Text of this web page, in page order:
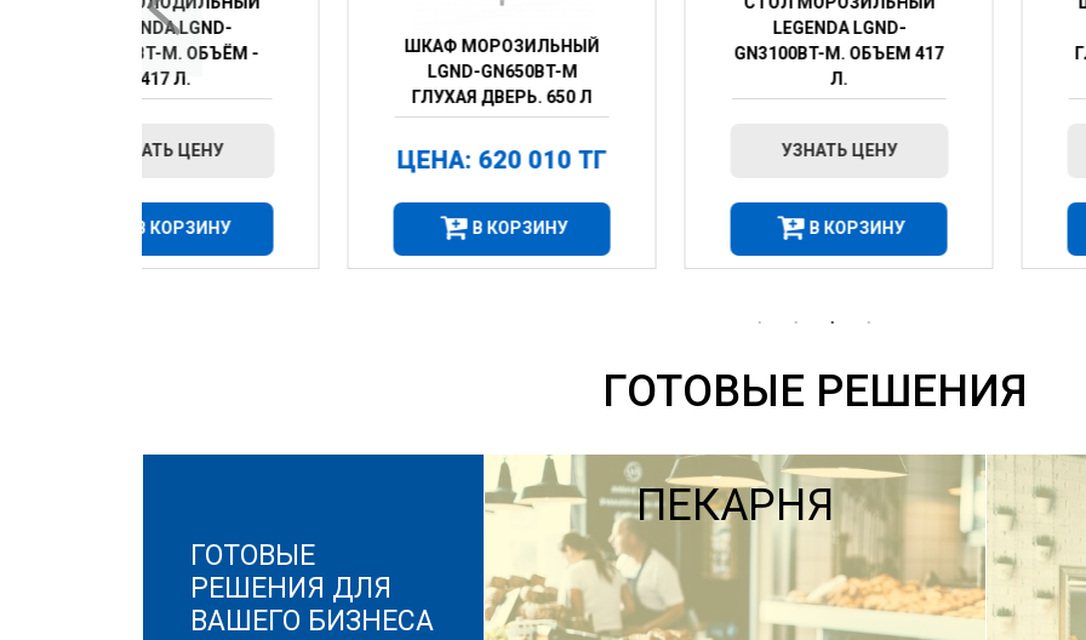
ШКАФ МОРОЗИЛЬНЫЙ
ГЛУХАЯ ДВЕРЬ. 650 Л
ЦЕНА: 620 010 ТГ
GN3100BT-M. ОБЪЕМ 417
УЗНАТЬ ЦЕНУ
ГЛУХАЯ ДВЕРЬ ОБЪЁМ
ГОТОВЫЕ РЕШЕНИЯ
ГОТОВЫЕ
РЕШЕНИЯ ДЛЯ
ВАШЕГО БИЗНЕСА
ПЕКАРНЯ